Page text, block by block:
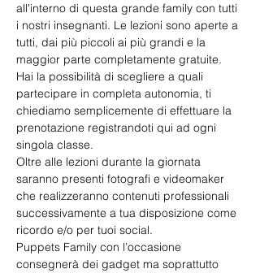
all'interno di questa grande family con tutti
i nostri insegnanti. Le lezioni sono aperte a
tutti, dai più piccoli ai più grandi e la
maggior parte completamente gratuite.
Hai la possibilità di scegliere a quali
partecipare in completa autonomia, ti
chiediamo semplicemente di effettuare la
prenotazione registrandoti qui ad ogni
singola classe.
Oltre alle lezioni durante la giornata
saranno presenti fotografi e videomaker
che realizzeranno contenuti professionali
successivamente a tua disposizione come
ricordo e/o per tuoi social.
Puppets Family con l’occasione
consegnerà dei gadget ma soprattutto